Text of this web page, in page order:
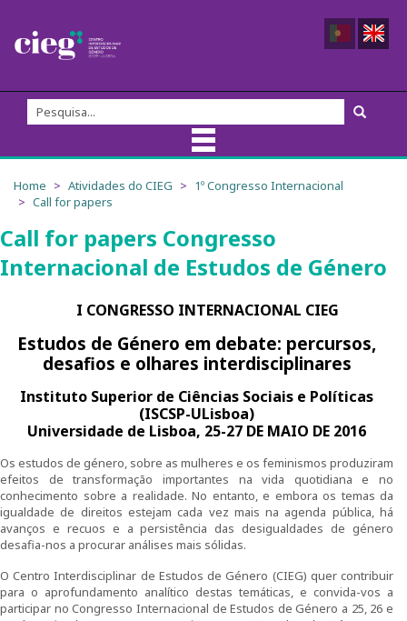
Sobre nós
Membros
Direção
Fundadores/as
Comissão Externa de Acompanhamento
Ensino
Pós-Graduação em Igualdade de Género
Mestrado em Família e Género
Doutoramento em Estudos de Género
Formação
Home Atividades do CIEG
1º Congresso Internacional
Call for papers
Call for papers Congresso
Internacional de Estudos de Género
I CONGRESSO INTERNACIONAL CIEG
Estudos de Género em debate: percursos,
desafios e olhares interdisciplinares
Instituto Superior de Ciências Sociais e Políticas
(ISCSP-ULisboa)
Universidade de Lisboa, 25-27 DE MAIO DE 2016
Os estudos de género, sobre as mulheres e os feminismos produziram
efeitos de transformação importantes na vida quotidiana e no
conhecimento sobre a realidade. No entanto, e embora os temas da
igualdade de direitos estejam cada vez mais na agenda pública, há
avanços e recuos e a persistência das desigualdades de género
desafia-nos a procurar análises mais sólidas.
O Centro Interdisciplinar de Estudos de Género (CIEG) quer contribuir
para o aprofundamento analítico destas temáticas, e convida-vos a
participar no Congresso Internacional de Estudos de Género a 25, 26 e